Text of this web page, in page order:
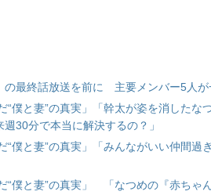
の最終話放送を前に 主要メンバー5人
僕と妻”の真実」「幹太が姿を消したな
30分で本当に解決するの？」
僕と妻”の真実」「みんながいい仲間過
“僕と妻”の真実」 「なつめの『赤ちゃ